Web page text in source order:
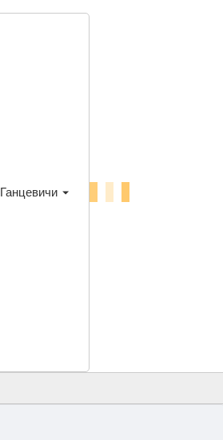
Ганцевичи